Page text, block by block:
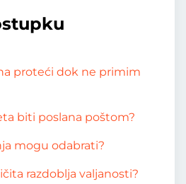
proteći dok ne primim
biti poslana poštom?
mogu odabrati?
razdoblja valjanosti?